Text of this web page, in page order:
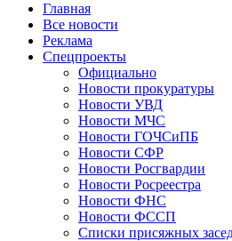
Главная
Все новости
Реклама
Спецпроекты
Официально
Новости прокуратуры
Новости УВД
Новости МЧС
Новости ГОЧСиПБ
Новости СФР
Новости Росгвардии
Новости Росреестра
Новости ФНС
Новости ФССП
Списки присяжных